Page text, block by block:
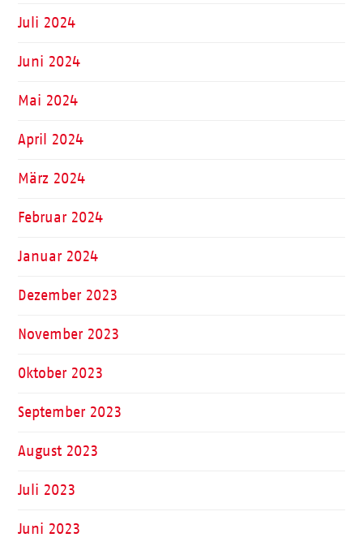
Juli 2024
Juni 2024
Mai 2024
April 2024
März 2024
Februar 2024
Januar 2024
Dezember 2023
November 2023
Oktober 2023
September 2023
August 2023
Juli 2023
Juni 2023